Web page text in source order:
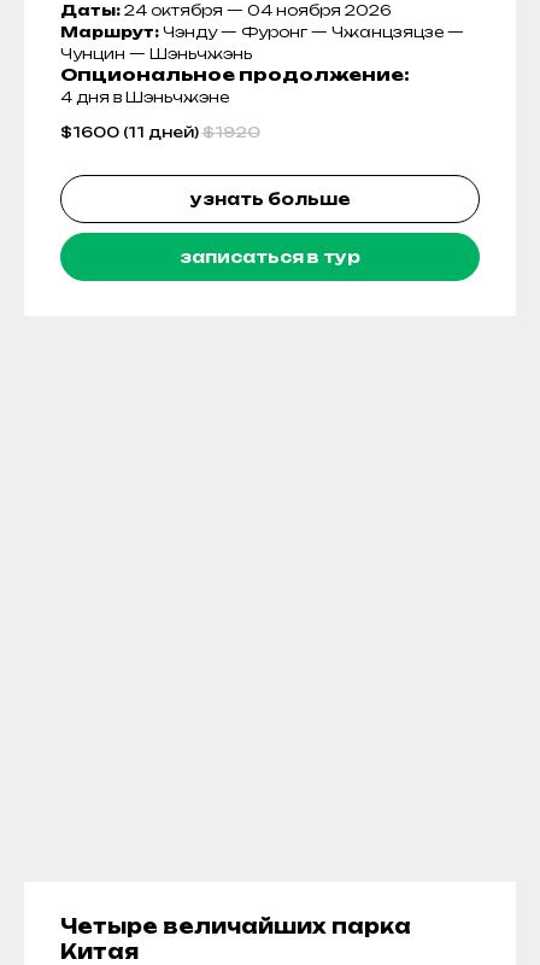
Даты: 24 октября — 04 ноября 2026
Маршрут: Чэнду — Фуронг — Чжанцзяцзе —
Чунцин — Шэньчжэнь
Опциональное продолжение:
4 дня в Шэньчжэне
$1600 (11 дней) $1920
узнать больше
записаться в тур
Четыре величайших парка
Китая